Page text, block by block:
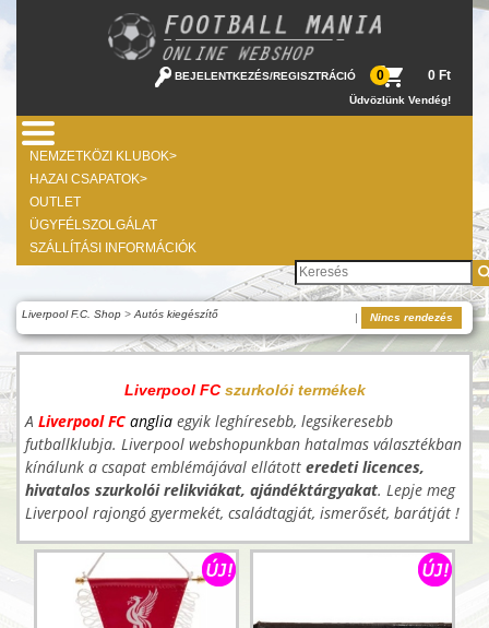
BEJELENTKEZÉS/REGISZTRÁCIÓ 0 0 Ft
Üdvözlünk Vendég!
NEMZETKÖZI KLUBOK>
HAZAI CSAPATOK>
OUTLET
ÜGYFÉLSZOLGÁLAT
SZÁLLÍTÁSI INFORMÁCIÓK
Liverpool F.C. Shop >Autós kiegészítő | Nincs rendezés
Liverpool FCszurkolói termékek
A LiverpoolFC anglia egyik leghíresebb, legsikeresebb
futballklubja. Liverpool webshopunkban hatalmas választékban
kínálunk a csapat emblémájával ellátott eredeti licences,
hivatalos szurkolói relikviákat, ajándéktárgyakat. Lepje meg
Liverpool rajongó gyermekét, családtagját, ismerősét, barátját !